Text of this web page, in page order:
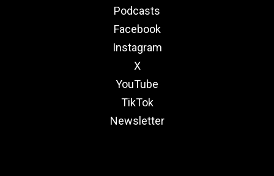
Podcasts
Facebook
Instagram
X
YouTube
TikTok
Newsletter